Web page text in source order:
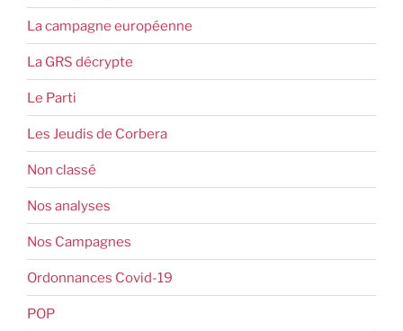
La campagne européenne
La GRS décrypte
Le Parti
Les Jeudis de Corbera
Non classé
Nos analyses
Nos Campagnes
Ordonnances Covid-19
POP